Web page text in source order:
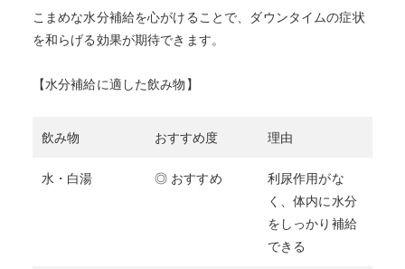
こまめな水分補給を心がけることで、ダウンタイムの症状
を和らげる効果が期待できます。
【水分補給に適した飲み物】
飲み物 おすすめ度 理由
水・白湯 ◎ おすすめ
利尿作用がな
く、体内に水分
をしっかり補給
できる